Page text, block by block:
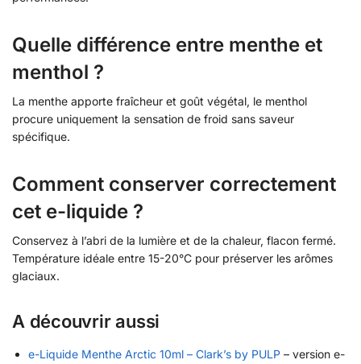
Quelle différence entre menthe et
menthol ?
La menthe apporte fraîcheur et goût végétal, le menthol
procure uniquement la sensation de froid sans saveur
spécifique.
Comment conserver correctement
cet e-liquide ?
Conservez à l’abri de la lumière et de la chaleur, flacon fermé.
Température idéale entre 15-20°C pour préserver les arômes
glaciaux.
A découvrir aussi
e-Liquide Menthe Arctic 10ml – Clark’s by PULP – version e-